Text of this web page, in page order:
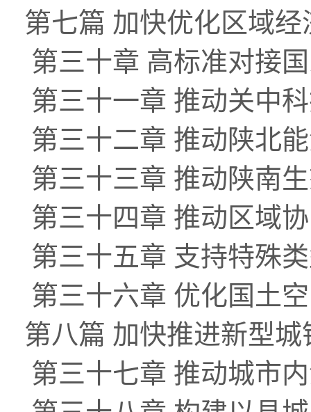
第七篇 加快优化区域
第三十章 高标准对接
第三十一章 推动关中
第三十二章 推动陕北
第三十三章 推动陕南
第三十四章 推动区域
第三十五章 支持特殊
第三十六章 优化国土
第八篇 加快推进新型
第三十七章 推动城市